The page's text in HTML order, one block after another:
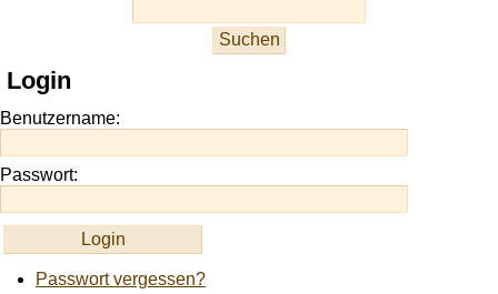
site
https://onlineslots.money/
Login
Benutzername:
Passwort:
Passwort vergessen?